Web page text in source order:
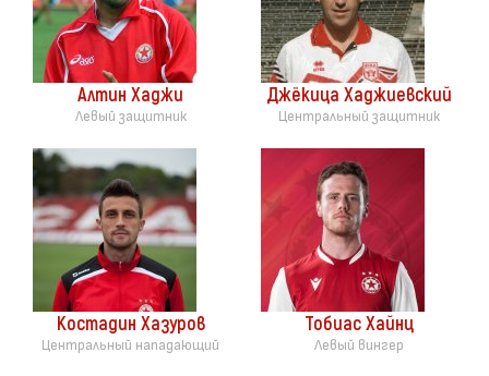
Алтин Хаджи
Левый защитник
Джёкица Хаджиевский
Центральный защитник
Костадин Хазуров
Центральный нападающий
Тобиас Хайнц
Левый вингер